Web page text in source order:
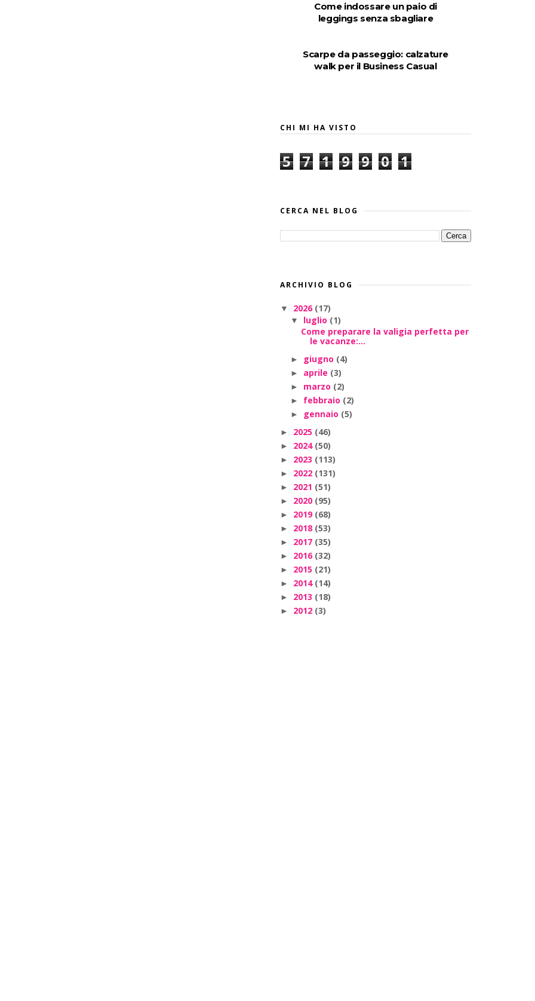
Come indossare un paio di
leggings senza sbagliare
Scarpe da passeggio: calzature
walk per il Business Casual
CHI MI HA VISTO
5 7 1 9 9 0 1
CERCA NEL BLOG
ARCHIVIO BLOG
▼ 2026 (17)
▼ luglio (1)
Come preparare la valigia perfetta per
le vacanze:...
► giugno (4)
► aprile (3)
► marzo (2)
► febbraio (2)
► gennaio (5)
► 2025 (46)
► 2024 (50)
► 2023 (113)
► 2022 (131)
► 2021 (51)
► 2020 (95)
► 2019 (68)
► 2018 (53)
► 2017 (35)
► 2016 (32)
► 2015 (21)
► 2014 (14)
► 2013 (18)
► 2012 (3)